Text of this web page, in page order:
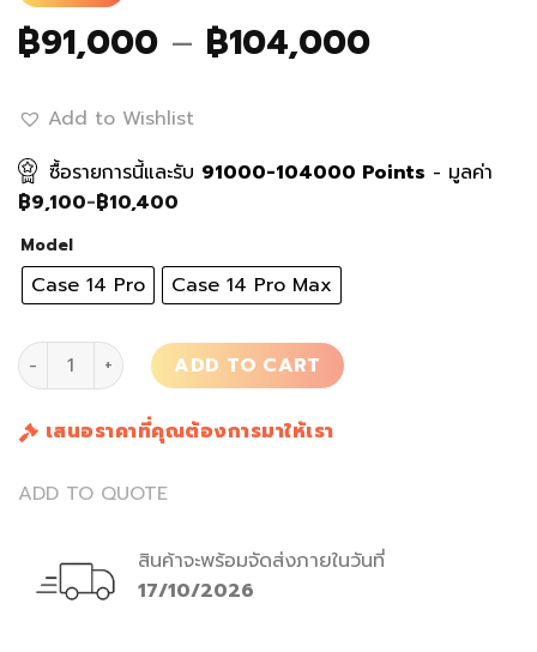
฿91,000 – ฿104,000Price
฿104,000
Add to Wishlist
ซื้อรายการนี้และรับ 91000-104000 Points - มูลค่า
฿9,100-฿10,400
Model
Case 14 Pro Case 14 Pro Max
เคสมือถือ iPhone White Rays 14 Pro/Max quantity
ADD TO CART
เสนอราคาที่คุณต้องการมาให้เรา
ADD TO QUOTE
สินค้าจะพร้อมจัดส่งภายในวันที่
17/10/2026